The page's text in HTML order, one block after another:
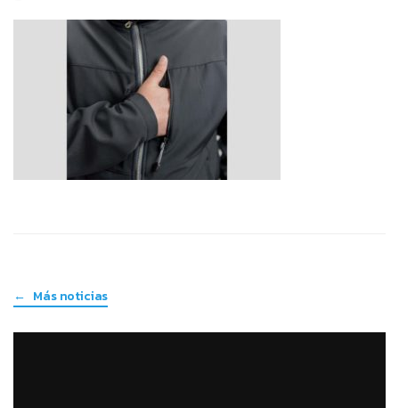
← Más noticias